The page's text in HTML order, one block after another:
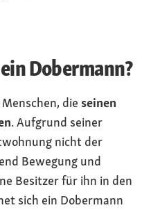
Dobermann?
die seinen
. Aufgrund seiner
nicht der
Bewegung und
Besitzer für ihn in den
sich ein Dobermann